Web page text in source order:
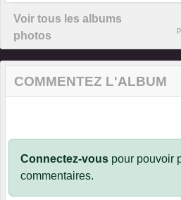
Voir tous les albums
photos
COMMENTEZ L'ALBUM
Connectez-vous pour pouvoir
commentaires.